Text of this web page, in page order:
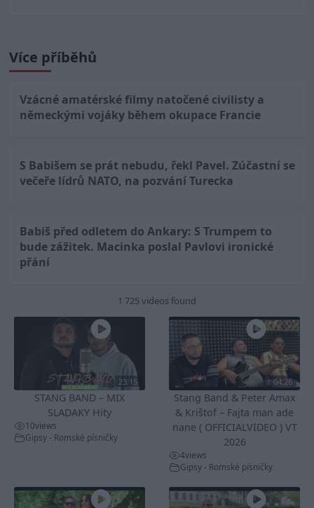
Více příběhů
Vzácné amatérské filmy natočené civilisty a
německými vojáky během okupace Francie
S Babišem se prát nebudu, řekl Pavel. Zúčastní se
večeře lídrů NATO, na pozvání Turecka
Babiš před odletem do Ankary: S Trumpem to
bude zážitek. Macinka poslal Pavlovi ironické
přání
1 725 videos found
23:15
STANG BAND – MIX
SLADAKY Hity
10views
Gipsy - Romské písničky
04:26
Stang Band & Peter Amax
& Krištof – Fajta man ade
nane ( OFFICIALVIDEO ) VT
2026
4views
Gipsy - Romské písničky